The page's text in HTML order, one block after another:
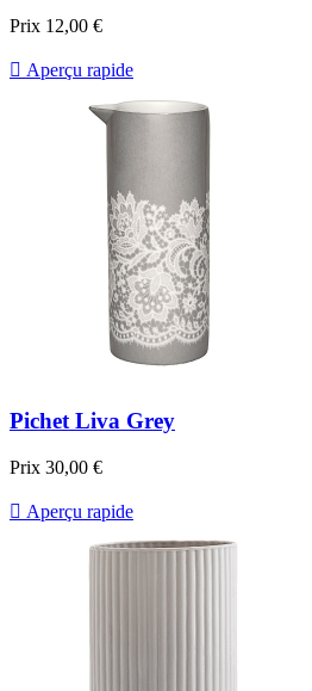
Prix 12,00 €
 Aperçu rapide
Pichet Liva Grey
Prix 30,00 €
 Aperçu rapide